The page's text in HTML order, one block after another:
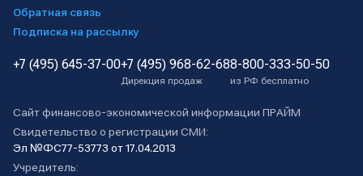
Обратная связь
Подписка на рассылку
+7 (495) 645-37-00+7 (495) 968-62-68
Дирекция продаж
8-800-333-50-50
из РФ бесплатно
Сайт финансово-экономической информации ПРАЙМ
Свидетельство о регистрации СМИ:
Эл №ФС77-53773 от 17.04.2013
Учредитель: